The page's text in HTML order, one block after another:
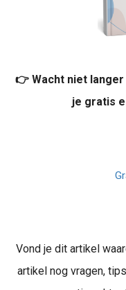
👉 Wacht niet
je gratis
Vond je dit artikel
artikel nog vragen,